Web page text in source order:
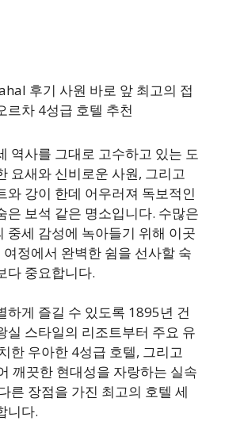
역사를 그대로 고수하고 있는 도
요새와 신비로운 사원, 그리고
와 강이 한데 어우러져 독보적인
은 보석 같은 명소입니다. 수많은
중세 감성에 녹아들기 위해 이곳
정에서 완벽한 쉼을 선사할 숙
다 중요합니다.
하게 즐길 수 있도록 1895년 건
실 스타일의 리조트부터 주요 유
한 우아한 4성급 호텔, 그리고
깨끗한 현대성을 자랑하는 실속
른 장점을 가진 최고의 호텔 세
니다.